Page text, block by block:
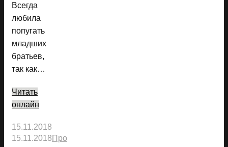
Всегда
любила
попугать
младших
братьев,
так как…
Читать
онлайн
15.11.2018
15.11.2018 Про